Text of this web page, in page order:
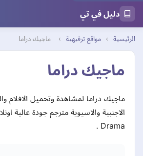
دليل في تي
الرئيسية › مواقع ترفيهية › ماجيك دراما
ماجيك دراما
ماجيك دراما لمشاهدة وتحميل الافلام
Drama .